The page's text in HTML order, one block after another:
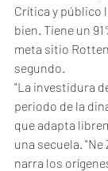
Crítica y público
bien. Tiene un
meta sitio
segundo.
"La investidura
periodo de la
que adapta
una secuela. "Ne
narra los